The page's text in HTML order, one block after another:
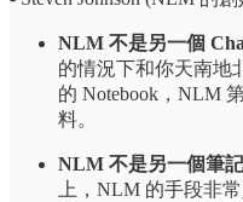
NLM 不是另一個
的情況下和你天南地
的 Notebook，NLM
料。
NLM 不是另一個筆
上，NLM 的手段非